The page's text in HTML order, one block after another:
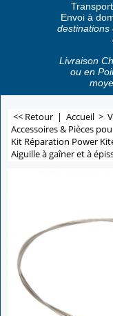
Envoi à
destinations
Livraison
ou en
<< Retour | Accueil >
Accessoires & Pièces
Kit Réparation Power
Aiguille à gaîner et à